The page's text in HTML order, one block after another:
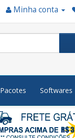
Minha conta
Pacotes Softwares